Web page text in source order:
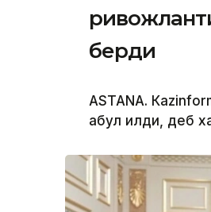
берди
ASTANА.
қабул қилди, деб